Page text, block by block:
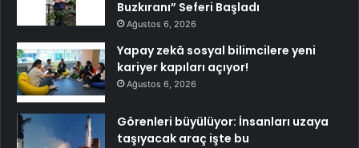
Buzkıranı” Seferi Başladı
Ağustos 6, 2026
Yapay zekâ sosyal bilimcilere yeni
kariyer kapıları açıyor!
Ağustos 6, 2026
Görenleri büyülüyor: İnsanları uzaya
taşıyacak araç işte bu